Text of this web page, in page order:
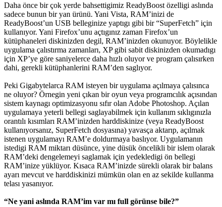
Daha önce bir çok yerde bahsettigimiz ReadyBoost özelligi aslında
sadece bunun bir yan ürünü. Yani Vista, RAM’inizi de
ReadyBoost’un USB belleginize yaptıgı gibi bir “SuperFetch” için
kullanıyor. Yani Firefox’unu açtıgınız zaman Firefox’un
kütüphaneleri diskinizden degil, RAM’inizden okunuyor. Böylelikle
uygulama çalıstırma zamanları, XP gibi sabit diskinizden okumadıgı
için XP’ye göre saniyelerce daha hızlı oluyor ve program çalısırken
dahi, gerekli kütüphanlerini RAM’den saglıyor.
Peki Gigabytelarca RAM isteyen bir uygulama açılmaya çalısınca
ne oluyor? Örnegin yeni çıkan bir oyun veya programcılık açısından
sistem kaynagı optimizasyonu sıfır olan Adobe Photoshop. Açılan
uygulamaya yeterli bellegi saglayabilmek için kullanım sıklıgınızla
orantılı kısımları RAM’inizden harddiskinize (veya ReadyBoost
kullanıyorsanız, SuperFetch dosyasına) yavasça aktarıp, açılmak
istenen uygulamayı RAM’e doldurmaya baslıyor. Uygulamanın
istedigi RAM miktarı düsünce, yine düsük öncelikli bir islem olarak
RAM’deki dengelemeyi saglamak için yedekledigi ön bellegi
RAM’inize yüklüyor. Kısaca RAM’inizde sürekli olarak bir balans
ayarı mevcut ve harddiskinizi mümkün olan en az sekilde kullanma
telası yasanıyor.
“Ne yani aslında RAM’im var mı full görünse bile?”